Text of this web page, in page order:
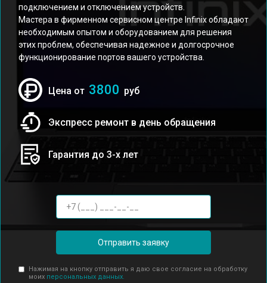
подключением и отключением устройств.
Мастера в фирменном сервисном центре Infinix обладают
необходимым опытом и оборудованием для решения
этих проблем, обеспечивая надежное и долгосрочное
функционирование портов вашего устройства.
Цена от 3800 руб
Экспресс ремонт в день обращения
Гарантия до 3-х лет
Отправить заявку
Нажимая на кнопку отправить я даю свое согласие на обработку
моих персональных данных.